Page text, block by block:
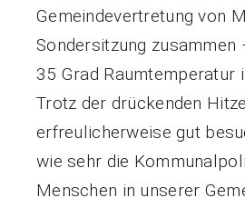
Gemeindevertretung von
Sondersitzung zusammen
35 Grad Raumtemperatur
Trotz der drückenden
erfreulicherweise gut
wie sehr die
Menschen in unserer